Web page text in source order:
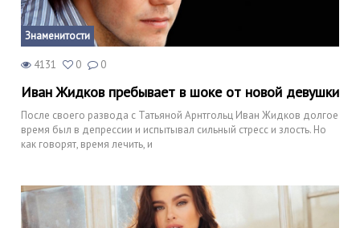
Знаменитости
4131 0 0
Иван Жидков пребывает в шоке от новой девушки
После своего развода с Татьяной Арнтгольц Иван Жидков долгое
время был в депрессии и испытывал сильный стресс и злость. Но
как говорят, время лечить, и